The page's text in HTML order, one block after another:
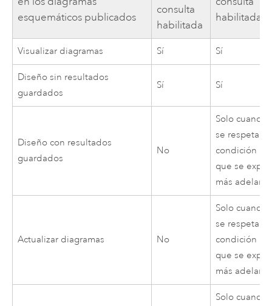
esquemáticos publicados
consulta
habilitada
habilitadas
Visualizar diagramas Sí Sí
Diseño sin resultados
guardados
Sí Sí
Diseño con resultados
guardados
No
Solo cuando
se respeta la
condición 1
que se
más
Actualizar diagramas No
Solo cuando
se respeta la
condición 1
que se
más
Solo cuando